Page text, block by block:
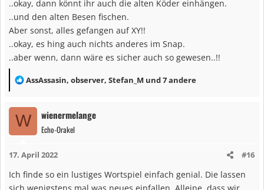
..okay, dann könnt ihr auch die alten Köder einhängen.
..und den alten Besen fischen.
Aber sonst, alles gefangen auf XY!!
..okay, es hing auch nichts anderes im Snap.
..aber wenn, dann wäre es sicher auch so gewesen..!!
R
a
k
o
n
AssAssasin, observer, Stefan_M und 7 andere
W wienermelange
Echo-Orakel
17. April 2022 #16
Ich finde so ein lustiges Wortspiel einfach genial. Die lassen
sich wenigstens mal was neues einfallen. Alleine, dass wir